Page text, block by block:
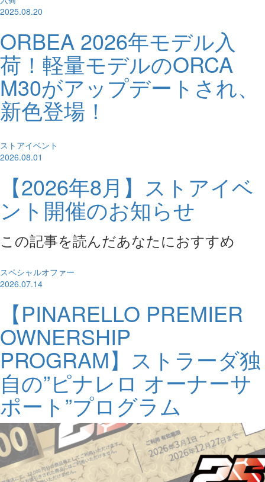
2025.08.20
ORBEA 2026年モデル入
荷！軽量モデルのORCA
M30がアップデートされ、
新色登場！
ストアイベント
2026.08.01
【2026年8月】ストアイベ
ント開催のお知らせ
この記事を読んだあなたにおすすめ
スペシャルオファー
2026.07.14
【PINARELLO PREMIER
OWNERSHIP
PROGRAM】ストラーダ独
自の”ピナレロ オーナーサ
ポート”プログラム